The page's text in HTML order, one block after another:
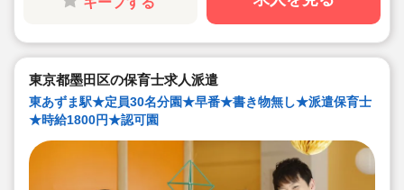
東京都墨田区の保育士求人派遣
東あずま駅★定員30名分園★早番★書き物無し★派遣保育士
★時給1800円★認可園